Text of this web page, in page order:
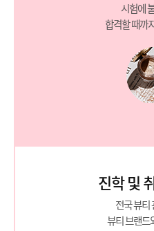
시험에
합격할 때까
진학 및
전국 뷰티
뷰티 브랜드